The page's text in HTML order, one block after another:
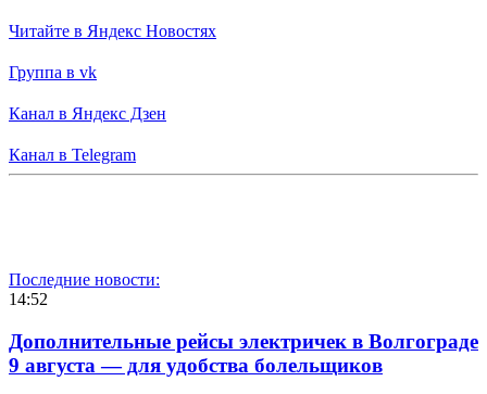
Читайте в Яндекс Новостях
Группа в vk
Канал в Яндекс Дзен
Канал в Telegram
Последние новости:
14:52
Дополнительные рейсы электричек в Волгограде
9 августа — для удобства болельщиков